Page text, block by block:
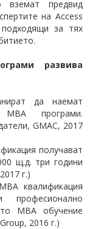
вземат предвид
на Access
за тях
развива
да наемат
MBA програми.
GMAC, 2017
получават
щ.д. три години
г.)
квалификация
МВА обучение
2016 г.)